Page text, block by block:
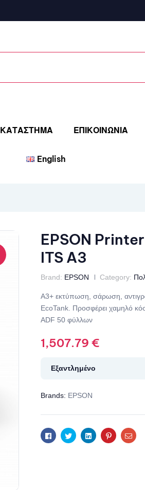
ΚΑΤΑΣΤΗΜΑ ΕΠΙΚΟΙΝΩΝΙΑ
English
EPSON
ITS A3
Brand: EPSON Category:
A3+ εκτύπωση, σάρωση,
EcoTank. Προσφέρει χαμηλό
ADF 50 φύλλων
1,507.79 €
Εξαντλημένο
Brands: EPSON
FacebookTwitterLinkedinPinterestEmail